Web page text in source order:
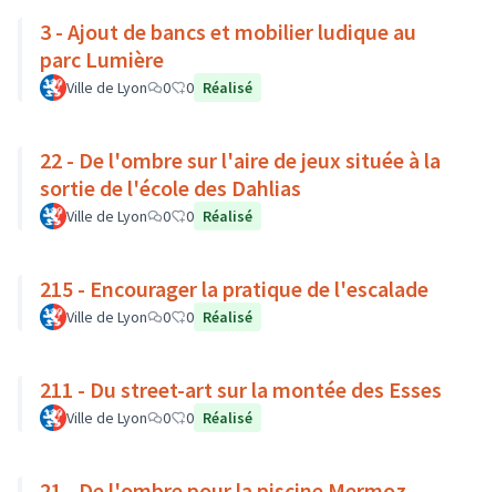
3 - Ajout de bancs et mobilier ludique au
parc Lumière
Ville de Lyon 0 0 Réalisé
22 - De l'ombre sur l'aire de jeux située à la
sortie de l'école des Dahlias
Ville de Lyon 0 0 Réalisé
215 - Encourager la pratique de l'escalade
Ville de Lyon 0 0 Réalisé
211 - Du street-art sur la montée des Esses
Ville de Lyon 0 0 Réalisé